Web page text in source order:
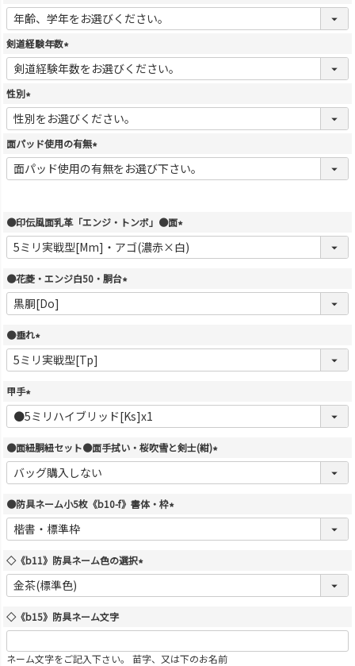
)
(
必
須
)
剣道経験年数
(
必
)
性別
(
必
須
)
面パッド使用の有無
(
必
●印伝風面乳革「エンジ・トンボ」●面
(
必
●花菱・エンジ白50・胴台
(
●垂れ
(
必
甲手
(
必
)
●面紐胴紐セット●面手拭い・桜吹雪と剣士(紺)
(
●防具ネーム小5枚《b10-f》書体・枠
(
◇《b11》防具ネーム色の選択
(
◇《b15》防具ネーム文字
ネーム文字をご記入下さい。 苗字、又は下のお名前